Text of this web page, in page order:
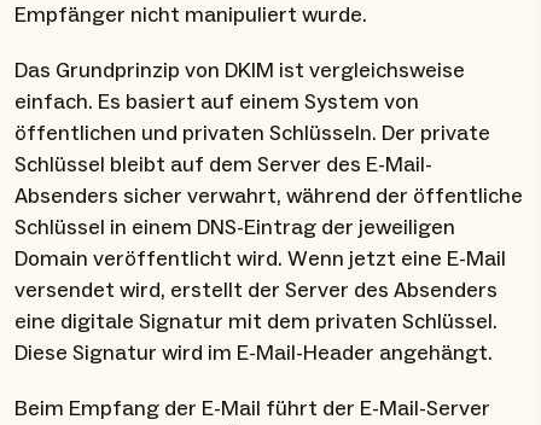
Empfänger nicht manipuliert wurde.
Das Grundprinzip von DKIM ist vergleichsweise
einfach. Es basiert auf einem System von
öffentlichen und privaten Schlüsseln. Der private
Schlüssel bleibt auf dem Server des E-Mail-
Absenders sicher verwahrt, während der öffentliche
Schlüssel in einem DNS-Eintrag der jeweiligen
Domain veröffentlicht wird. Wenn jetzt eine E-Mail
versendet wird, erstellt der Server des Absenders
eine digitale Signatur mit dem privaten Schlüssel.
Diese Signatur wird im E-Mail-Header angehängt.
Beim Empfang der E-Mail führt der E-Mail-Server